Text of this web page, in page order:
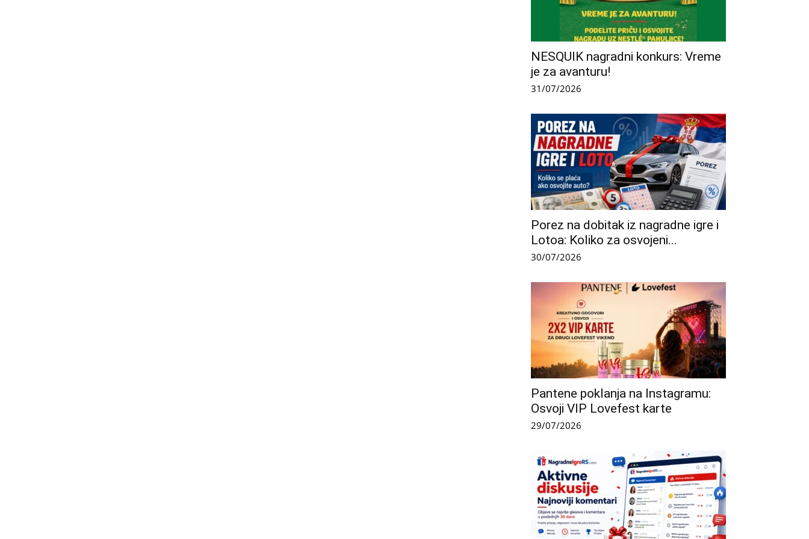
NESQUIK nagradni konkurs: Vreme
je za avanturu!
31/07/2026
Porez na dobitak iz nagradne igre i
Lotoa: Koliko za osvojeni...
30/07/2026
Pantene poklanja na Instagramu:
Osvoji VIP Lovefest karte
29/07/2026